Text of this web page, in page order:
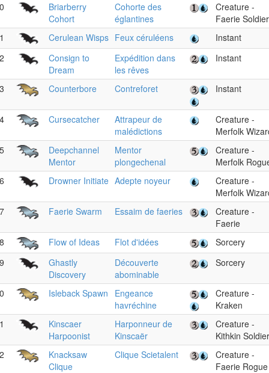
Briarberry
Cohort
Cohorte des
églantines
Creature -
Faerie Soldier
Cerulean Wisps Feux céruléens
Instant
Consign to
Dream
Expédition dans
les rêves
Instant
Counterbore Contreforet Instant
Cursecatcher
Attrapeur de
malédictions
Creature -
Merfolk
Deepchannel
Mentor
Mentor
plongechenal
Creature -
Merfolk
Drowner Initiate Adepte noyeur
Creature -
Merfolk
Faerie Swarm Essaim de faeries
Creature -
Faerie
Flow of Ideas Flot d'idées
Sorcery
Ghastly
Discovery
Découverte
abominable
Sorcery
Isleback Spawn
Engeance
havréchine
Creature -
Kraken
Kinscaer
Harpoonist
Harponneur de
Kinscaër
Creature -
Kithkin Soldier
Knacksaw
Clique
Clique Scietalent
Creature -
Faerie Rogue